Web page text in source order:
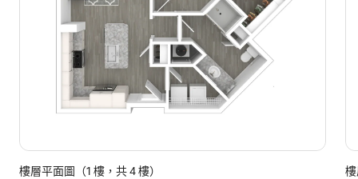
樓層平面圖（1 樓，共 4 樓）